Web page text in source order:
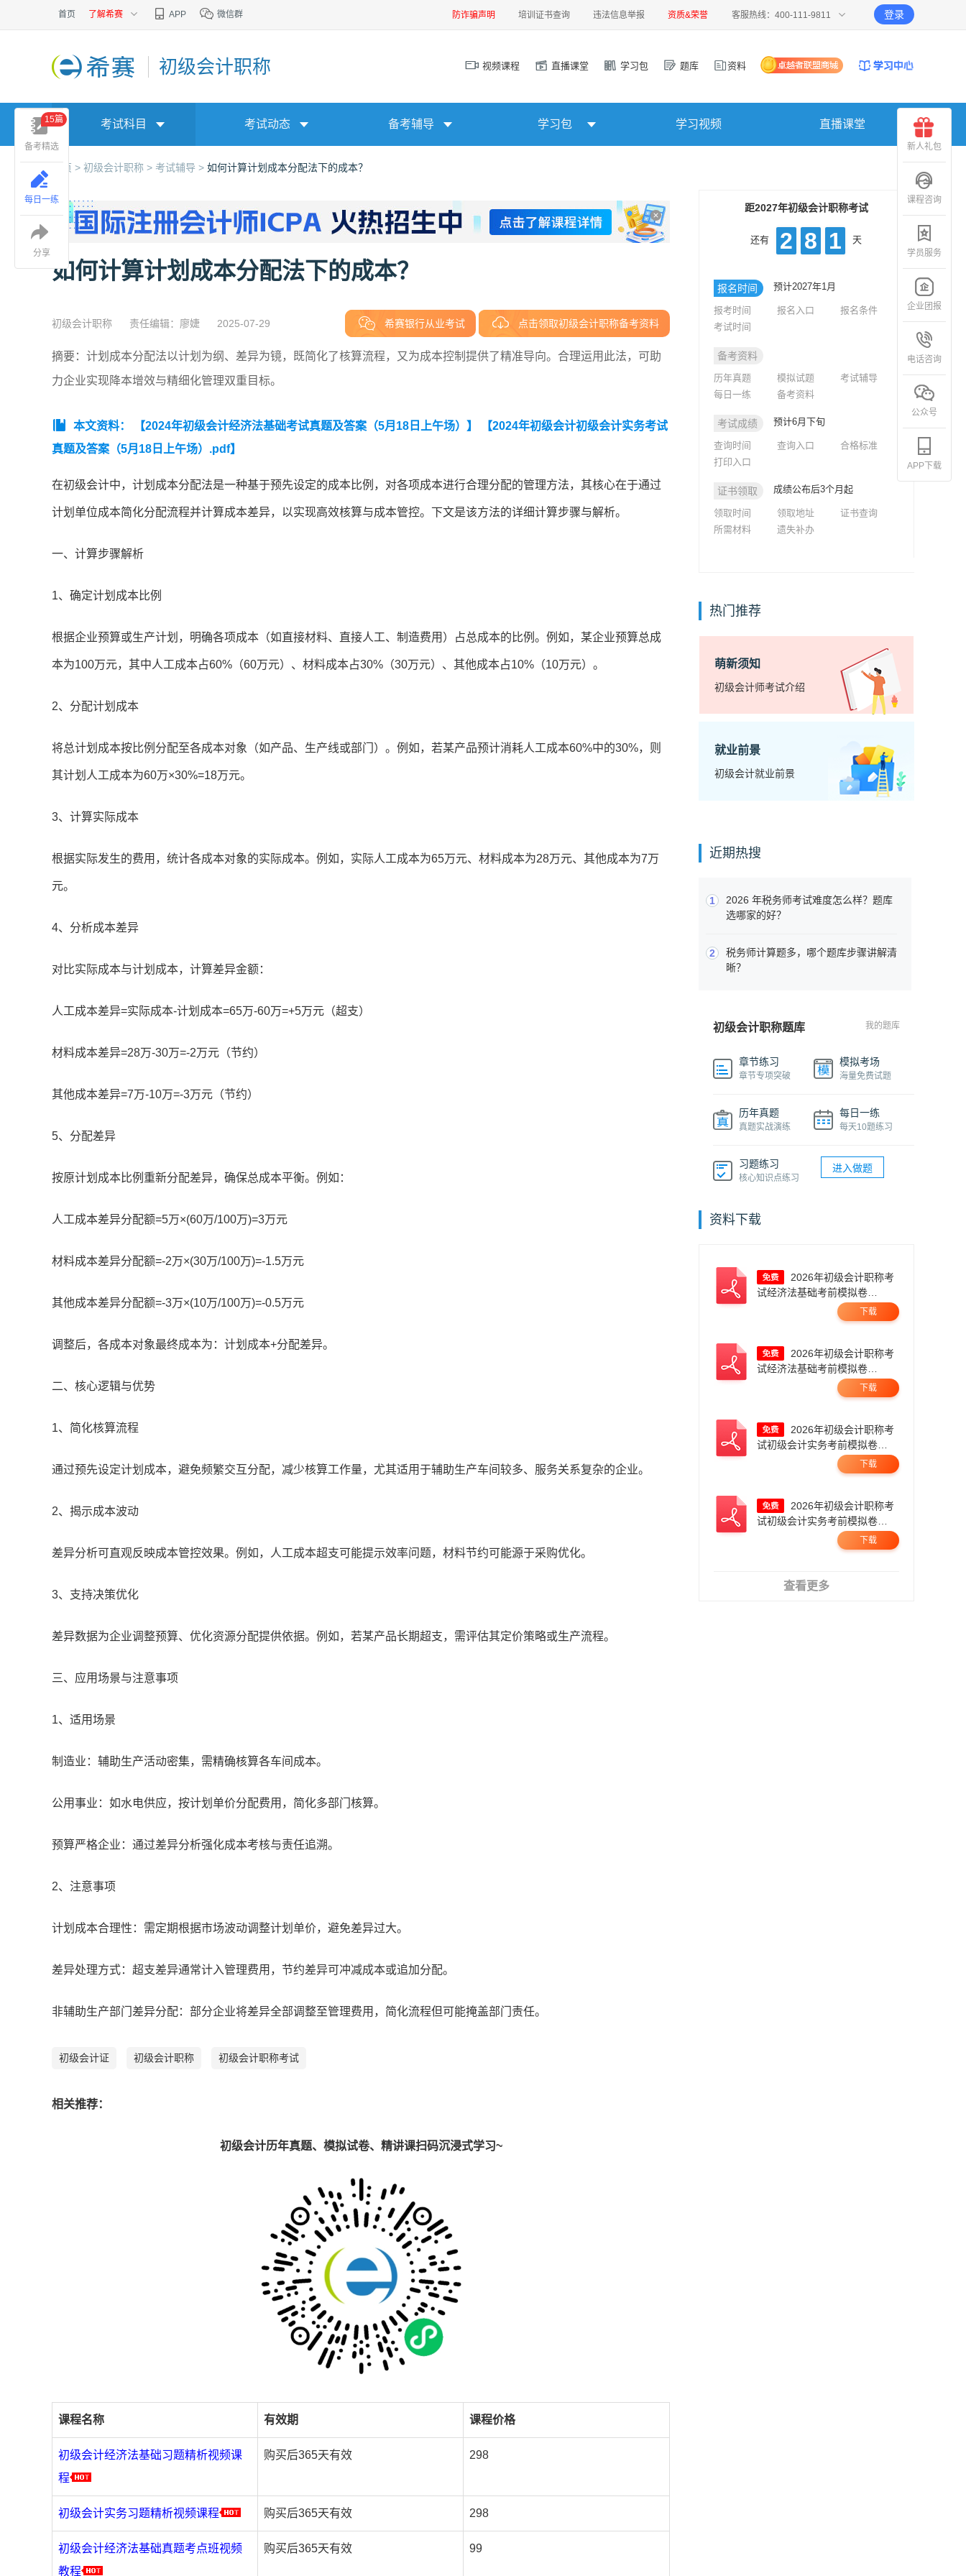
首页 了解希赛 APP 微信群 防诈骗声明 培训证书查询 违法信息举报 资质&荣誉 客服热线：400-111-9811 登录
初级会计职称 视频课程 直播课堂 学习包 题库 资料
考试科目 考试动态 备考辅导 学习包 学习视频 直播课堂
首页 > 初级会计职称 > 考试辅导 > 如何计算计划成本分配法下的成本？
如何计算计划成本分配法下的成本？
初级会计职称 责任编辑：廖婕 2025-07-29 希赛银行从业考试 点击领取初级会计职称备考资料
摘要：计划成本分配法以计划为纲、差异为镜，既简化了核算流程，又为成本控制提供了精准导向。合理运用此法，可助
力企业实现降本增效与精细化管理双重目标。
本文资料： 【2024年初级会计经济法基础考试真题及答案（5月18日上午场）】
【2024年初级会计初级会计实务考试
真题及答案（5月18日上午场）.pdf】
在初级会计中，计划成本分配法是一种基于预先设定的成本比例，对各项成本进行合理分配的管理方法，其核心在于通过
计划单位成本简化分配流程并计算成本差异，以实现高效核算与成本管控。下文是该方法的详细计算步骤与解析。
一、计算步骤解析
1、确定计划成本比例
根据企业预算或生产计划，明确各项成本（如直接材料、直接人工、制造费用）占总成本的比例。例如，某企业预算总成
本为100万元，其中人工成本占60%（60万元）、材料成本占30%（30万元）、其他成本占10%（10万元）。
2、分配计划成本
将总计划成本按比例分配至各成本对象（如产品、生产线或部门）。例如，若某产品预计消耗人工成本60%中的30%，则
其计划人工成本为60万×30%=18万元。
3、计算实际成本
根据实际发生的费用，统计各成本对象的实际成本。例如，实际人工成本为65万元、材料成本为28万元、其他成本为7万
元。
4、分析成本差异
对比实际成本与计划成本，计算差异金额：
人工成本差异=实际成本-计划成本=65万-60万=+5万元（超支）
材料成本差异=28万-30万=-2万元（节约）
其他成本差异=7万-10万=-3万元（节约）
5、分配差异
按原计划成本比例重新分配差异，确保总成本平衡。例如：
人工成本差异分配额=5万×(60万/100万)=3万元
材料成本差异分配额=-2万×(30万/100万)=-1.5万元
其他成本差异分配额=-3万×(10万/100万)=-0.5万元
调整后，各成本对象最终成本为：计划成本+分配差异。
二、核心逻辑与优势
1、简化核算流程
通过预先设定计划成本，避免频繁交互分配，减少核算工作量，尤其适用于辅助生产车间较多、服务关系复杂的企业。
2、揭示成本波动
差异分析可直观反映成本管控效果。例如，人工成本超支可能提示效率问题，材料节约可能源于采购优化。
3、支持决策优化
差异数据为企业调整预算、优化资源分配提供依据。例如，若某产品长期超支，需评估其定价策略或生产流程。
三、应用场景与注意事项
1、适用场景
制造业：辅助生产活动密集，需精确核算各车间成本。
公用事业：如水电供应，按计划单价分配费用，简化多部门核算。
预算严格企业：通过差异分析强化成本考核与责任追溯。
2、注意事项
计划成本合理性：需定期根据市场波动调整计划单价，避免差异过大。
差异处理方式：超支差异通常计入管理费用，节约差异可冲减成本或追加分配。
非辅助生产部门差异分配：部分企业将差异全部调整至管理费用，简化流程但可能掩盖部门责任。
初级会计证 初级会计职称 初级会计职称考试
相关推荐：
初级会计历年真题、模拟试卷、精讲课扫码沉浸式学习~
课程名称 有效期 课程价格
初级会计经济法基础习题精析视频课
程
购买后365天有效 298
初级会计实务习题精析视频课程 购买后365天有效 298
初级会计经济法基础真题考点班视频
教程
购买后365天有效 99
距2027年初级会计职称考试
还有 2 8 1 天
报名时间 预计2027年1月
报考时间 报名入口
报名条件
考试时间
备考资料
历年真题 模拟试题
考试辅导
每日一练
备考资料
考试成绩 预计6月下旬
查询时间 查询入口
合格标准
打印入口
证书领取 成绩公布后3个月起
领取时间 领取地址
证书查询
所需材料
遗失补办
热门推荐
萌新须知
初级会计师考试介绍
就业前景
初级会计就业前景
近期热搜
1
2026 年税务师考试难度怎么样？题库
选哪家的好？
2
税务师计算题多，哪个题库步骤讲解清
晰？
初级会计职称题库 我的题库
章节练习
章节专项突破
模拟考场
海量免费试题
历年真题
真题实战演练
每日一练
每天10题练习
习题练习
核心知识点练习
进入做题
资料下载
试经济法基础考前模拟卷
下载
试经济法基础考前模拟卷
下载
试初级会计实务考前模拟卷
下载
试初级会计实务考前模拟卷
下载
查看更多
备考精选
15篇
每日一练
分享
新人礼包
课程咨询
学员服务
企业团报
电话咨询
公众号
APP下载